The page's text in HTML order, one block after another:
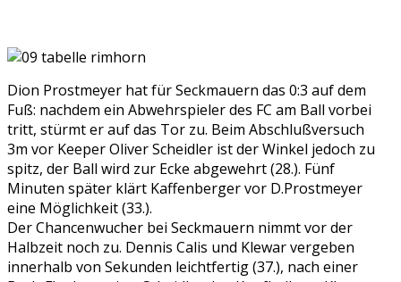
Dion Prostmeyer hat für Seckmauern das 0:3 auf dem
Fuß: nachdem ein Abwehrspieler des FC am Ball vorbei
tritt, stürmt er auf das Tor zu. Beim Abschlußversuch
3m vor Keeper Oliver Scheidler ist der Winkel jedoch zu
spitz, der Ball wird zur Ecke abgewehrt (28.). Fünf
Minuten später klärt Kaffenberger vor D.Prostmeyer
eine Möglichkeit (33.).
Der Chancenwucher bei Seckmauern nimmt vor der
Halbzeit noch zu. Dennis Calis und Klewar vergeben
innerhalb von Sekunden leichtfertig (37.), nach einer